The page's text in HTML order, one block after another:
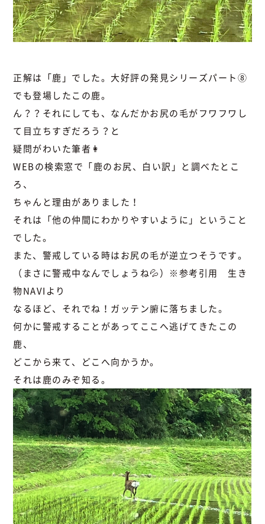
正解は「鹿」でした。大好評の発見シリーズパート⑧
でも登場したこの鹿。
ん？？それにしても、なんだかお尻の毛がフワフワし
て目立ちすぎだろう？と
疑問がわいた筆者👩
WEBの検索窓で「鹿のお尻、白い訳」と調べたとこ
ろ、
ちゃんと理由がありました！
それは「他の仲間にわかりやすいように」ということ
でした。
また、警戒している時はお尻の毛が逆立つそうです。
（まさに警戒中なんでしょうね💦）※参考引用 生き
物NAVIより
なるほど、それでね！ガッテン腑に落ちました。
何かに警戒することがあってここへ逃げてきたこの
鹿、
どこから来て、どこへ向かうか。
それは鹿のみぞ知る。